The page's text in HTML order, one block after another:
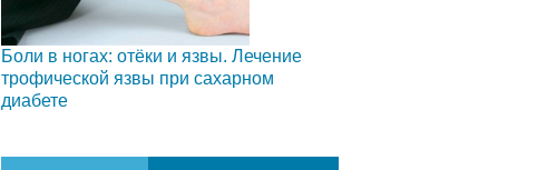
Боли в ногах: отёки и язвы. Лечение
трофической язвы при сахарном
диабете